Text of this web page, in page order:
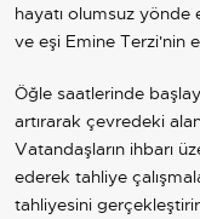
hayatı olumsuz yönde
ve eşi Emine Terzi'nin
Öğle saatlerinde
artırarak çevredeki
Vatandaşların ihbarı
ederek tahliye
tahliyesini